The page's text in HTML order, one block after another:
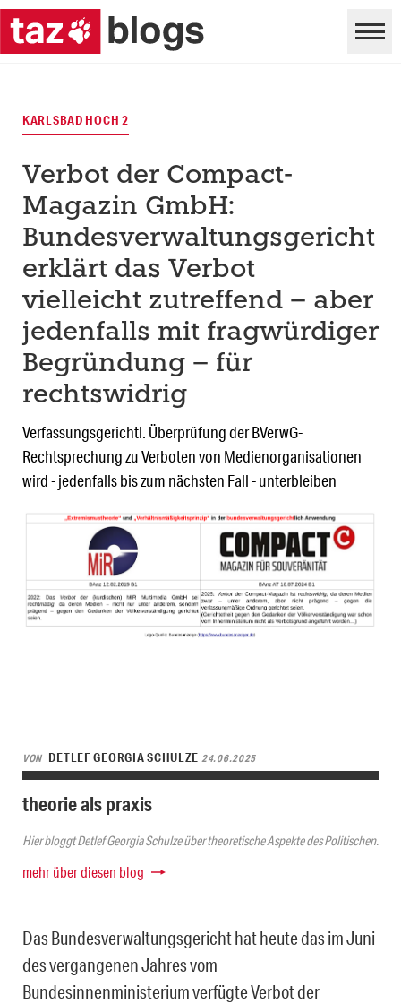
KARLSBAD HOCH 2
Verbot der Compact-
Magazin GmbH:
Bundesverwaltungsgericht
erklärt das Verbot
vielleicht zutreffend – aber
jedenfalls mit fragwürdiger
Begründung – für
rechtswidrig
Verfassungsgerichtl. Überprüfung der BVerwG-
Rechtsprechung zu Verboten von Medienorganisationen
wird - jedenfalls bis zum nächsten Fall - unterbleiben
VON DETLEF GEORGIA SCHULZE 24.06.2025
theorie als praxis
Hier bloggt Detlef Georgia Schulze über theoretische Aspekte des Politischen.
mehr über diesen blog
Das Bundesverwaltungsgericht hat heute das im Juni
des vergangenen Jahres vom
Bundesinnenministerium verfügte Verbot der